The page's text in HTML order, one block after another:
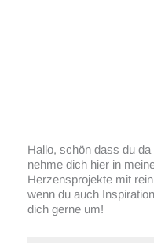
Hallo, schön dass du
nehme dich hier in
Herzensprojekte mit
wenn du auch
dich gerne um!